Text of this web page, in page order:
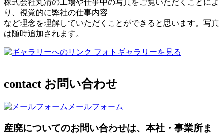
株式会社丸清の工場や仕事中の写真をご覧いただくことによ
り、視覚的に弊社の仕事内容
など理念を理解していただくことができると思います。写真
は随時追加されます。
フォトギャラリーを見る
contact お問い合わせ
メールフォーム
産廃についてのお問い合わせは、本社・事業所ま